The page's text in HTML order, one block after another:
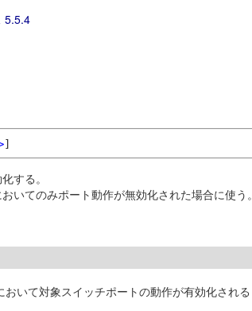
5.5.4
]
する。
いてのみポート動作が無効化された場合に使う。
いて対象スイッチポートの動作が有効化される